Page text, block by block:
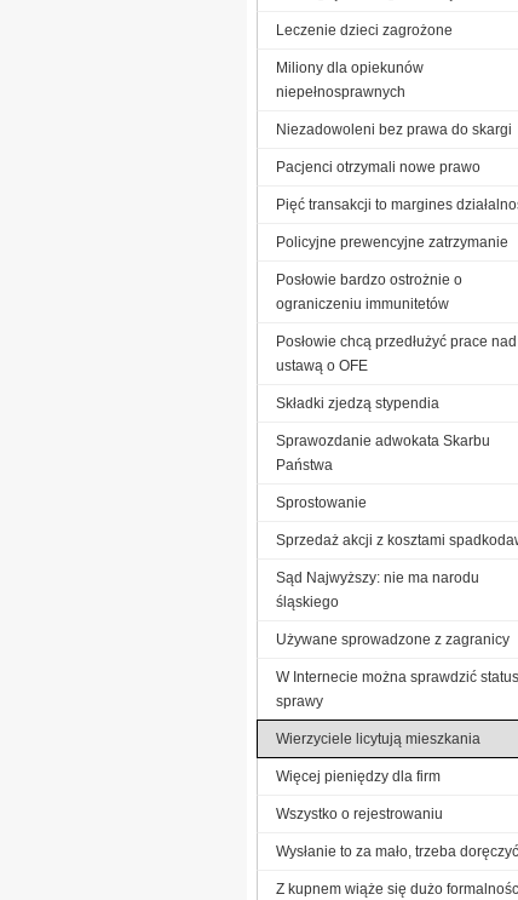
Leczenie dzieci zagrożone
Miliony dla opiekunów
niepełnosprawnych
Niezadowoleni bez prawa do skargi
Pacjenci otrzymali nowe prawo
Pięć transakcji to margines
Policyjne prewencyjne zatrzymanie
Posłowie bardzo ostrożnie o
ograniczeniu immunitetów
Posłowie chcą przedłużyć prace nad
ustawą o OFE
Składki zjedzą stypendia
Sprawozdanie adwokata Skarbu
Państwa
Sprostowanie
Sprzedaż akcji z kosztami
Sąd Najwyższy: nie ma narodu
śląskiego
Używane sprowadzone z zagranicy
W Internecie można sprawdzić status
sprawy
Wierzyciele licytują mieszkania
Więcej pieniędzy dla firm
Wszystko o rejestrowaniu
Wysłanie to za mało, trzeba doręczyć
Z kupnem wiąże się dużo